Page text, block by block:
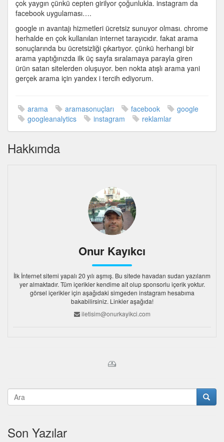
çok yaygın çünkü cepten girilyor çoğunlukla. instagram da
facebook uygulaması….
google ın avantajı hizmetleri ücretsiz sunuyor olması. chrome
herhalde en çok kullanılan internet tarayıcıdır. fakat arama
sonuçlarında bu ücretsizliği çıkartıyor. çünkü herhangi bir
arama yaptığınızda ilk üç sayfa sıralamaya parayla giren
ürün satan sitelerden oluşuyor. ben nokta atışlı arama yani
gerçek arama için yandex i tercih ediyorum.
arama aramasonuçları facebook
google
googleanalytics
instagram reklamlar
Hakkımda
Onur Kayıkcı
İlk İnternet sitemi yapalı 20 yılı aşmış. Bu sitede havadan sudan yazılarım
yer almaktadır. Tüm içerikler kendime ait olup sponsorlu içerik yoktur.
görsel içerikler için aşağıdaki simgeden instagram hesabıma
bakabilirsiniz. Linkler aşağıda!
iletisim@onurkayikci.com
Son Yazılar